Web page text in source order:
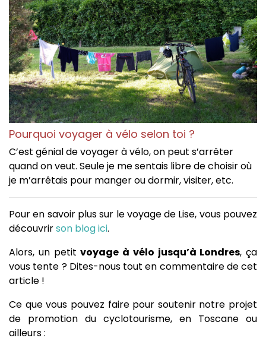
Pourquoi voyager à vélo selon toi ?
C’est génial de voyager à vélo, on peut s’arrêter
quand on veut. Seule je me sentais libre de choisir où
je m’arrêtais pour manger ou dormir, visiter, etc.
Pour en savoir plus sur le voyage de Lise, vous pouvez
découvrirson blog ici.
Alors, un petitvoyage à vélo jusqu’à Londres, ça
vous tente ? Dites-nous tout en commentaire de cet
article !
Ce que vous pouvez faire pour soutenir notre projet
de promotion du cyclotourisme, en Toscane ou
ailleurs :